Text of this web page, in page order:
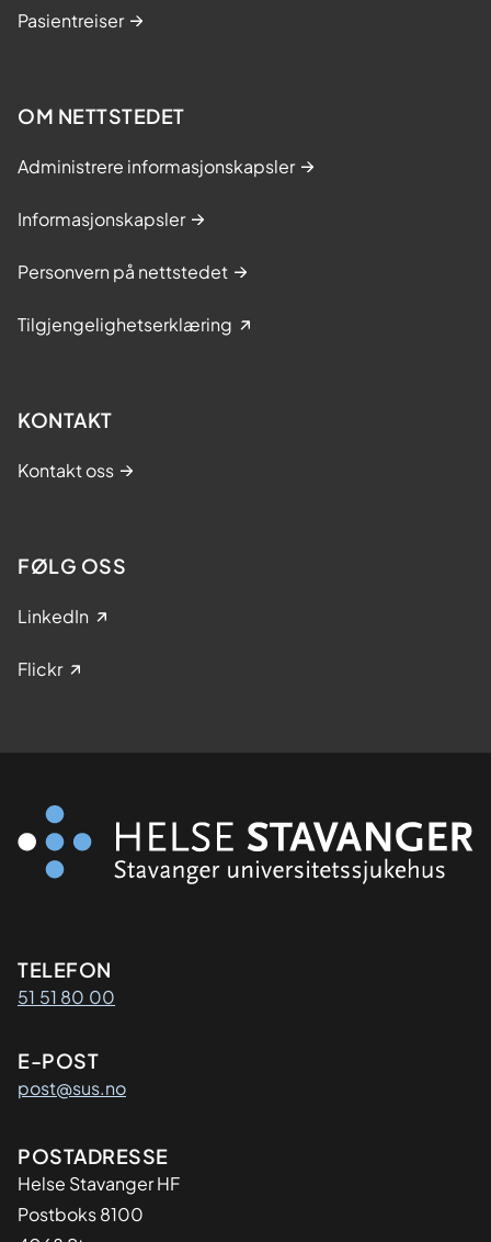
Pasientreiser
OM NETTSTEDET
Administrere informasjonskapsler
Informasjonskapsler
Personvern på nettstedet
Tilgjengelighetserklæring
KONTAKT
Kontakt oss
FØLG OSS
LinkedIn
Flickr
Kontaktinformasjon
TELEFON
51 51 80 00
E-POST
post@sus.no
Adresse
POSTADRESSE
Helse Stavanger HF
Postboks 8100